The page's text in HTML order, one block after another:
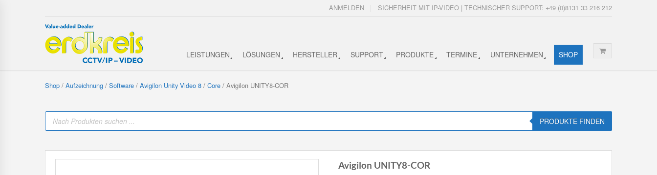
SICHERHEIT MIT IP-VIDEO | TECHNISCHER SUPPORT: +49 (0)8131 33 216 212
ANMELDEN
LEISTUNGEN LÖSUNGEN HERSTELLER SUPPORT PRODUKTE TERMINE UNTERNEHMEN SHOP
Shop / Aufzeichnung / Software / Avigilon Unity Video 8 / Core / Avigilon UNITY8-COR
P
o
PRODUKTE FINDEN
Avigilon UNITY8-COR